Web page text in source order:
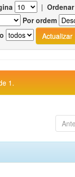
|
Por ordem
1.